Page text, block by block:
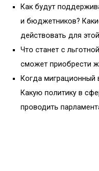
Как будут
и бюджетников?
действовать для
Что станет с
сможет приобрести
Когда миграционный
Какую политику в
проводить